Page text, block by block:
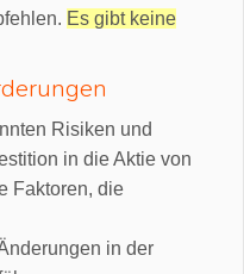
Es gibt keine
Risiken und
in die Aktie von
Faktoren, die
in der